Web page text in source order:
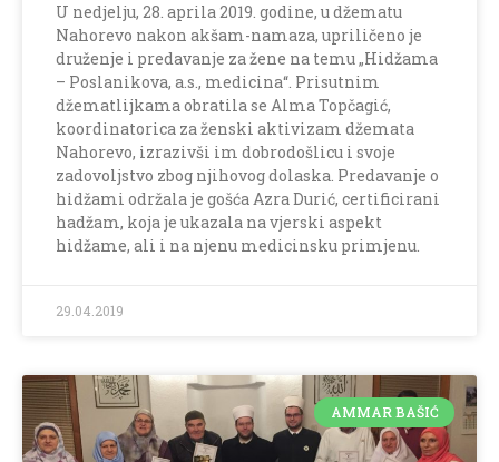
U nedjelju, 28. aprila 2019. godine, u džematu
Nahorevo nakon akšam-namaza, upriličeno je
druženje i predavanje za žene na temu „Hidžama
– Poslanikova, a.s., medicina“. Prisutnim
džematlijkama obratila se Alma Topčagić,
koordinatorica za ženski aktivizam džemata
Nahorevo, izrazivši im dobrodošlicu i svoje
zadovoljstvo zbog njihovog dolaska. Predavanje o
hidžami održala je gošća Azra Durić, certificirani
hadžam, koja je ukazala na vjerski aspekt
hidžame, ali i na njenu medicinsku primjenu.
29.04.2019
AMMAR BAŠIĆ